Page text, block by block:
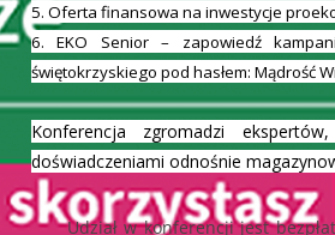
5. Oferta finansowa na inwestycje
6. EKO Senior – zapowiedź
świętokrzyskiego pod hasłem: Mądrość
Konferencja zgromadzi
doświadczeniami odnośnie
Udział w konferencji jest